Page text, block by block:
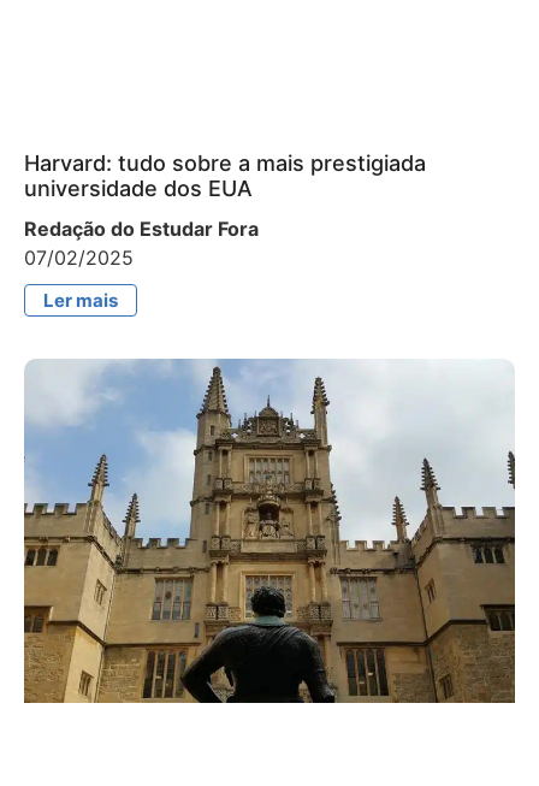
Harvard: tudo sobre a mais prestigiada
universidade dos EUA
Redação do Estudar Fora
07/02/2025
Ler mais